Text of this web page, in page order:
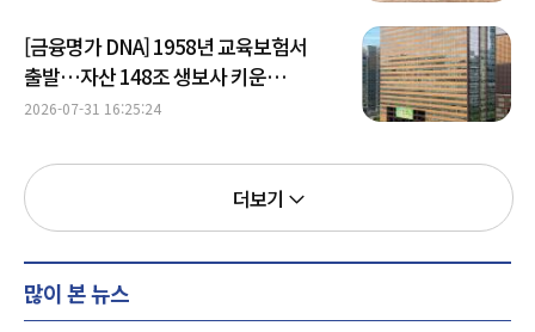
[금융명가 DNA] 1958년 교육보험서
출발…자산 148조 생보사 키운
교보생명
2026-07-31 16:25:24
더보기
많이 본 뉴스